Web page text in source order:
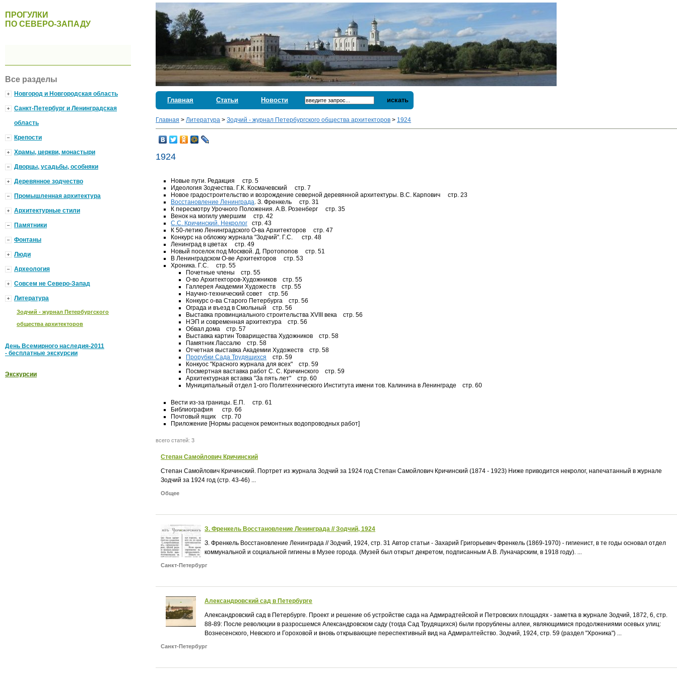
Главная Статьи Новости искать
Главная >Литература >Зодчий - журнал Петербургского общества архитекторов > 1924
1924
Новые пути. Редакция стр. 5
Идеология Зодчества. Г.К. Космачевский стр. 7
Новое градостроительство и возрождение северной деревянной архитектуры. В.С. Карпович стр. 23
Восстановление Ленинграда. З. Френкель стр. 31
К пересмотру Урочного Положения. А.В. Розенберг стр. 35
Венок на могилу умершим стр. 42
С.С. Кричинский. Некролог стр. 43
К 50-летию Ленинградского О-ва Архитекторов стр. 47
Конкурс на обложку журнала "Зодчий". Г.С. стр. 48
Ленинград в цветах стр. 49
Новый поселок под Москвой. Д. Протопопов стр. 51
В Ленинградском О-ве Архитекторов стр. 53
Хроника. Г.С. стр. 55
Почетные члены стр. 55
О-во Архитекторов-Художников стр. 55
Галлерея Академии Художеств стр. 55
Научно-технический совет стр. 56
Конкурс о-ва Старого Петербурга стр. 56
Ограда и въезд в Смольный стр. 56
Выставка провинциального строительства XVIII века стр. 56
НЭП и современная архитектура стр. 56
Обвал дoма стр. 57
Выставка картин Товарищества Художников стр. 58
Памятник Лассалю стр. 58
Отчетная выставка Академии Художеств стр. 58
Прорубки Сада Трудящихся стр. 59
Конкуос "Красного журнала для всех" стр. 59
Посмертная ваставка работ С. С. Кричинского стр. 59
Архитектурная вставка "За пять лет" стр. 60
Муниципальный отдел 1-ого Политехнического Института имени тов. Калинина в Ленинграде стр. 60
Вести из-за границы. Е.П. стр. 61
Библиография стр. 66
Почтовый ящик стр. 70
Приложение [Нормы расценок ремонтных водопроводных работ]
всего статей: 3
Степан Самойлович Кричинский
Степан Самойлович Кричинский. Портрет из журнала Зодчий за 1924 год Степан Самойлович Кричинский (1874 - 1923) Ниже приводится некролог, напечатанный в журнале
Зодчий за 1924 год (стр. 43-46) ...
Общее
З. Френкель Восстановление Ленинграда // Зодчий, 1924
З. Френкель Восстановление Ленинграда // Зодчий, 1924, стр. 31 Автор статьи - Захарий Григорьевич Френкель (1869-1970) - гигиенист, в те годы основал отдел
коммунальной и социальной гигиены в Музее города. (Музей был открыт декретом, подписанным А.В. Луначарским, в 1918 году). ...
Санкт-Петербург
Александровский сад в Петербурге
Александровский сад в Петербурге. Проект и решение об устройстве сада на Адмирадтейской и Петровских площадях - заметка в журнале Зодчий, 1872, 6, стр.
88-89: После революции в разросшемся Александровском саду (тогда Сад Трудящихся) были прорублены аллеи, являющимися продолжениями осевых улиц:
Вознесенского, Невского и Гороховой и вновь открывающие переспективный вид на Адмиралтейство. Зодчий, 1924, стр. 59 (раздел "Хроника") ...
Санкт-Петербург
ПРОГУЛКИ
ПО СЕВЕРО-ЗАПАДУ
Все разделы
Новгород и Новгородская область
Санкт-Петербург и Ленинградская
область
Крепости
Храмы, церкви, монастыри
Дворцы, усадьбы, особняки
Деревянное зодчество
Промышленная архитектура
Архитектурные стили
Памятники
Фонтаны
Люди
Археология
Совсем не Северо-Запад
Литература
Зодчий - журнал Петербургского
общества архитекторов
День Всемирного наследия-2011
- бесплатные экскурсии
Экскурсии